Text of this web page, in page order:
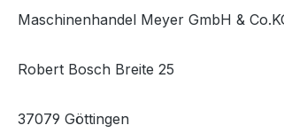
Maschinenhandel Meyer GmbH &
Robert Bosch Breite 25
37079 Göttingen